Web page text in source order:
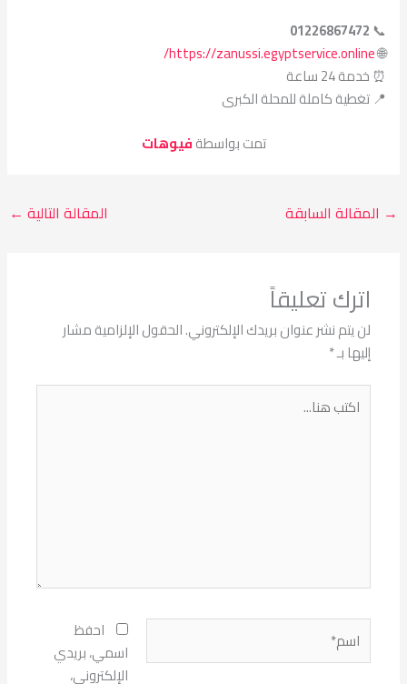
📞
01226867472
🌐
https://zanussi.egyptservice.online/
⏰ خدمة 24 ساعة
📍 تغطية كاملة للمحلة الكبرى
تمت بواسطةفيوهات
→ المقالة السابقة المقالة التالية ←
اترك تعليقاً
لن يتم نشر عنوان بريدك الإلكتروني.الحقول الإلزامية مشار
إليها بـ*
اكتب
هنا...
اسم*
احفظ
اسمي، بريدي
الإلكتروني،